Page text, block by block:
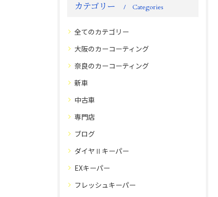
カテゴリー Categories
全てのカテゴリー
大阪のカーコーティング
奈良のカーコーティング
新車
中古車
専門店
ブログ
ダイヤⅡキーパー
EXキーパー
フレッシュキーパー